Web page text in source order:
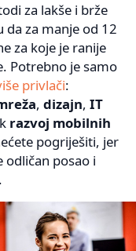
za lakše i brže
da za manje od 12
za koje je ranije
Potrebno je samo
privlači:
, dizajn, IT
razvoj mobilnih
pogriješiti, jer
posao i